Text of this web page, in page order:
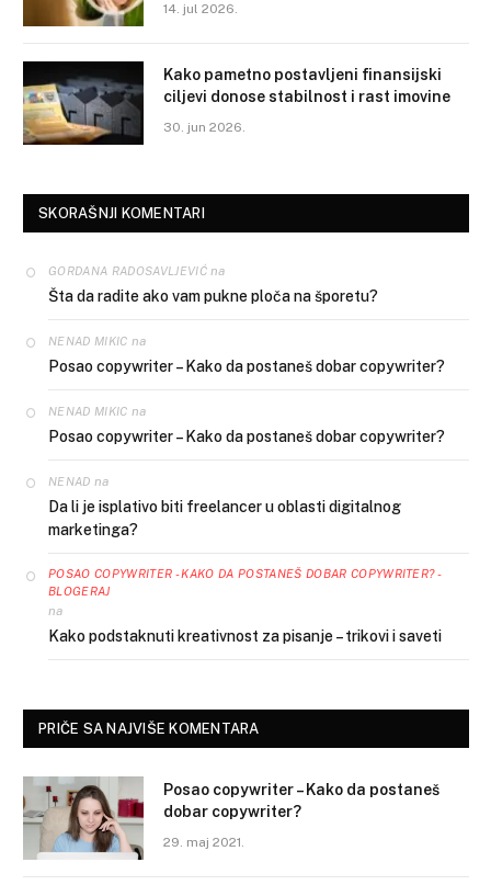
14. jul 2026.
Kako pametno postavljeni finansijski
ciljevi donose stabilnost i rast imovine
30. jun 2026.
SKORAŠNJI KOMENTARI
GORDANA RADOSAVLJEVIĆna
Šta da radite ako vam pukne ploča na šporetu?
NENAD MIKIC na
Posao copywriter – Kako da postaneš dobar copywriter?
NENAD MIKIC na
Posao copywriter – Kako da postaneš dobar copywriter?
NENAD na
Da li je isplativo biti freelancer u oblasti digitalnog
marketinga?
POSAO COPYWRITER - KAKO DA POSTANEŠ DOBAR COPYWRITER? -
BLOGERAJ
na
Kako podstaknuti kreativnost za pisanje – trikovi i saveti
PRIČE SA NAJVIŠE KOMENTARA
Posao copywriter – Kako da postaneš
dobar copywriter?
29. maj 2021.